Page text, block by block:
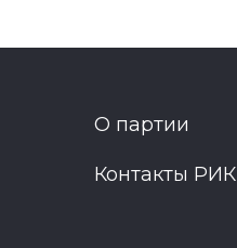
О партии
Контакты РИК